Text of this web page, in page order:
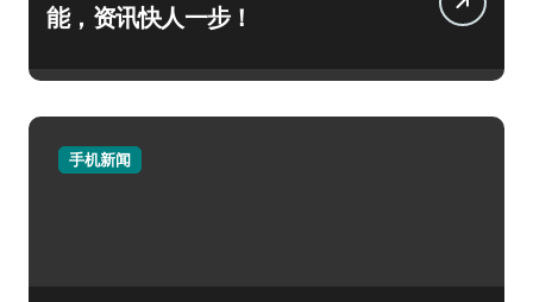
能，资讯快人一步！
手机新闻